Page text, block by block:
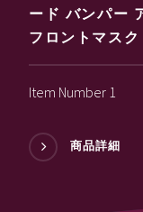
ード バンパー
フロントマス
Item Number 1
商品詳細